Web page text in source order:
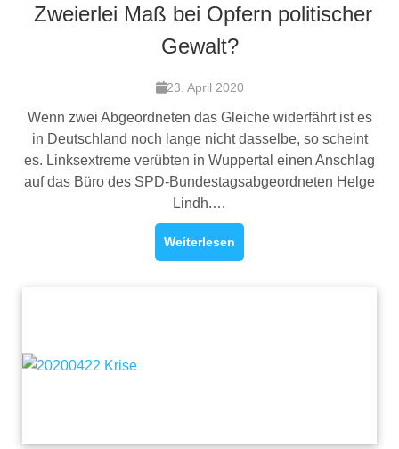
Zweierlei Maß bei Opfern politischer
Gewalt?
23. April 2020
Wenn zwei Abgeordneten das Gleiche widerfährt ist es
in Deutschland noch lange nicht dasselbe, so scheint
es. Linksextreme verübten in Wuppertal einen Anschlag
auf das Büro des SPD-Bundestagsabgeordneten Helge
Lindh.…
Weiterlesen